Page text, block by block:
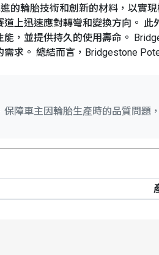
的輪胎技術和創新的材料，以實
上迅速應對轉彎和變換方向。
，並提供持久的使用壽命。
求。 總結而言，Bridgestone
障車主因輪胎生產時的品質問題